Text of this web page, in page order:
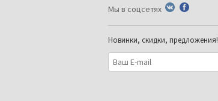
Мы в соцсетях
Новинки, скидки, предложения!